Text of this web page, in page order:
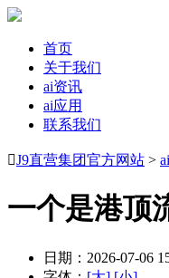
首页
关于我们
ai资讯
ai应用
联系我们
J9直营集团官方网站 >
一个是港顶
日期：2026-07-06